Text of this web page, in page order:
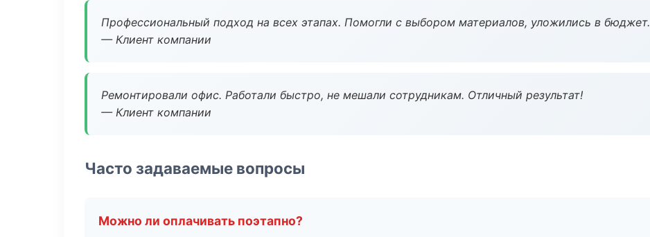
Профессиональный подход на всех этапах. Помогли с выбором материалов, уложились в бюджет.
— Клиент компании
Ремонтировали офис. Работали быстро, не мешали сотрудникам. Отличный результат!
— Клиент компании
Часто задаваемые вопросы
Можно ли оплачивать поэтапно?